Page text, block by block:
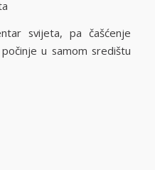
svijeta, pa čašćenje
u samom središtu